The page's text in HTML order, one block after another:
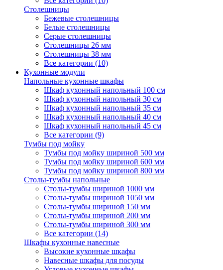
Столешницы
Бежевые столешницы
Белые столешницы
Серые столешницы
Столешницы 26 мм
Столешницы 38 мм
Все категории (10)
Кухонные модули
Напольные кухонные шкафы
Шкаф кухонный напольный 100 см
Шкаф кухонный напольный 30 см
Шкаф кухонный напольный 35 см
Шкаф кухонный напольный 40 см
Шкаф кухонный напольный 45 см
Все категории (9)
Тумбы под мойку
Тумбы под мойку шириной 500 мм
Тумбы под мойку шириной 600 мм
Тумбы под мойку шириной 800 мм
Столы-тумбы напольные
Столы-тумбы шириной 1000 мм
Столы-тумбы шириной 1050 мм
Столы-тумбы шириной 150 мм
Столы-тумбы шириной 200 мм
Столы-тумбы шириной 300 мм
Все категории (14)
Шкафы кухонные навесные
Высокие кухонные шкафы
Навесные шкафы для посуды